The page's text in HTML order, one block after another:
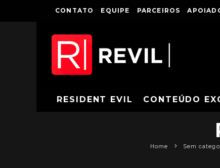
CONTATO EQUIPE PARCEIROS
RESIDENT EVIL CONTEÚDO
Home Sem